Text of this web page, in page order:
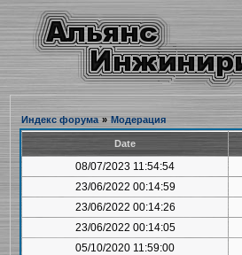
Индекс форума » Модерация
Date
08/07/2023 11:54:54
23/06/2022 00:14:59
23/06/2022 00:14:26
23/06/2022 00:14:05
05/10/2020 11:59:00